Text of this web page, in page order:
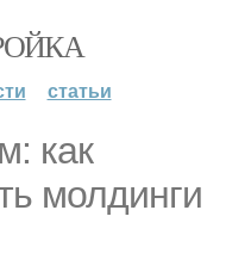
статьи
как
молдинги